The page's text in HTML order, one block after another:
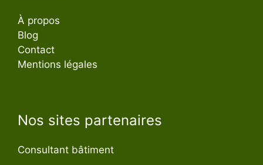
À propos
Blog
Contact
Mentions légales
Nos sites partenaires
Consultant bâtiment